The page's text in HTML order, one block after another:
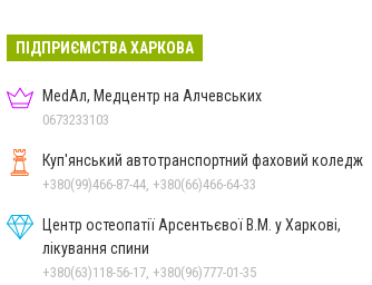
ПІДПРИЄМСТВА ХАРКОВА
MedАл, Медцентр на Алчевських
0673233103
Куп'янський автотранспортний фаховий коледж
+380(99)466-87-44, +380(66)466-64-33
Центр остеопатії Арсентьєвої В.М. у Харкові,
лікування спини
+380(63)118-56-17, +380(96)777-01-35